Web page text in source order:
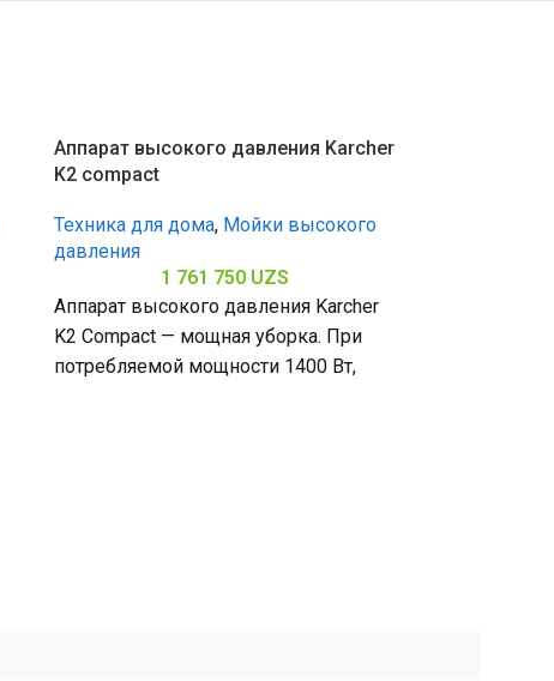
Аппарат высокого давления Karcher
K2 compact
Техника для дома, Мойки высокого
давления
1 761 750 UZS
Аппарат высокого давления Karcher
K2 Compact — мощная уборка. При
потребляемой мощности 1400 Вт,